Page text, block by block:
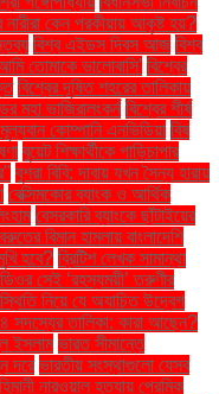
নারীরা কেন পরকীয়ায় আকৃষ্ট হয়?
বিশ্ব এইডস দিবস আজ বিশ্ব
তোমাকে ভালোবাসি' বিশ্বের
বিশ্বের দূষিত শহরের তালিকায়
মহা ভাজিরালংকর্ন বিশ্বের শীর্ষ
কোম্পানি এনভিডিয়া বিষ
বুয়েট শিক্ষার্থীকে গাড়িচাপার
বুশরা বিবি: দাবায় যখন সৈন্য হারায়
বেক্সিমকোর ব্যাংক ও আর্থিক
বেসরকারি ব্যাংকে ছাঁটাইয়ের
বিমান হামলায় বাংলাদেশি
হবে? ব্রিটিশ লেখক সামান্থা
সেই ‘রহস্যময়ী’ তরুণীর
নিয়ে যে অযাচিত উদ্বেগ
সদস্যের তালিকা: কারা আছেন?
ইসলাম ভারত সীমান্তে
দরে ভারতীয় সংস্থাগুলো যেসব
নারওয়াল হত্যায় প্রেমিক